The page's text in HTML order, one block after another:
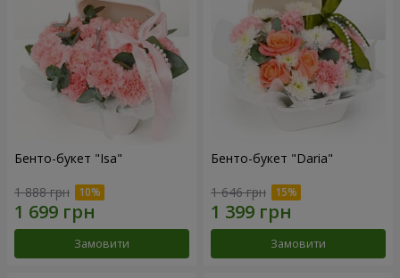
Бенто-букет "Isa"
1 888 грн
Замовити
Бенто-букет "Daria"
1 646 грн
Замовити